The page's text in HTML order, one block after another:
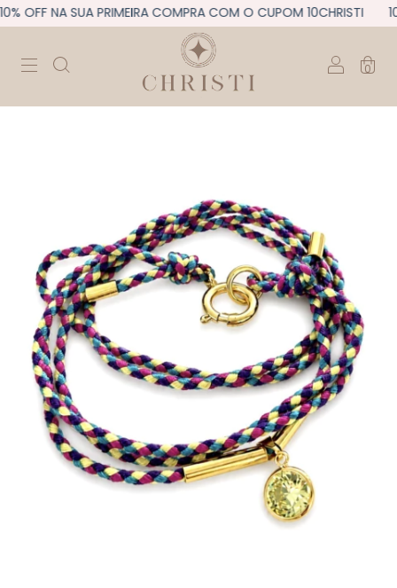
OFF NA SUA PRIMEIRA COMPRA COM O CUPOM 10CHRISTI
0